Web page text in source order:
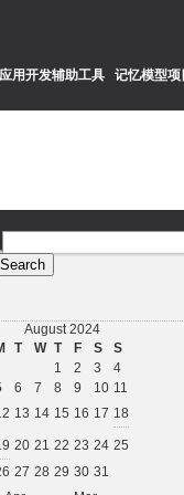
用开发辅助工具 记忆模型项
found.
Reinstalling the
August 2024
T W T F S S
1 2 3
4
6 7 8 9 10 11
13 14 15 16 17 18
20 21 22 23 24 25
27 28 29 30 31